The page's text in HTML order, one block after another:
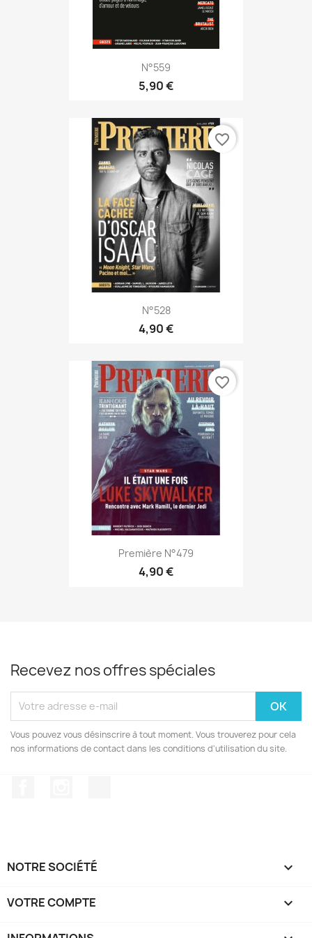
N°559
5,90 €
N°528
4,90 €
favorite_border
Première N°479
4,90 €
favorite_border
Recevez nos offres spéciales
Vous pouvez vous désinscrire à tout moment. Vous trouverez pour cela
nos informations de contact dans les conditions d'utilisation du site.
NOTRE SOCIÉTÉ 
VOTRE COMPTE 